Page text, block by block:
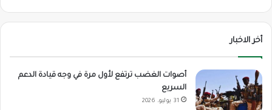
أخر الاخبار
أصوات الغضب ترتفع لأول مرة في وجه قيادة الدعم
السريع
31 يوليو، 2026